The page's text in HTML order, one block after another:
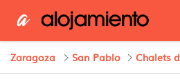
Zaragoza San Pablo Chalets